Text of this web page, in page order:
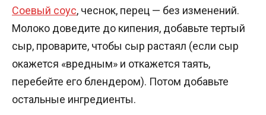
Соевый соус, чеснок, перец — без изменений.
Молоко доведите до кипения, добавьте тертый
сыр, проварите, чтобы сыр растаял (если сыр
окажется «вредным» и откажется таять,
перебейте его блендером). Потом добавьте
остальные ингредиенты.